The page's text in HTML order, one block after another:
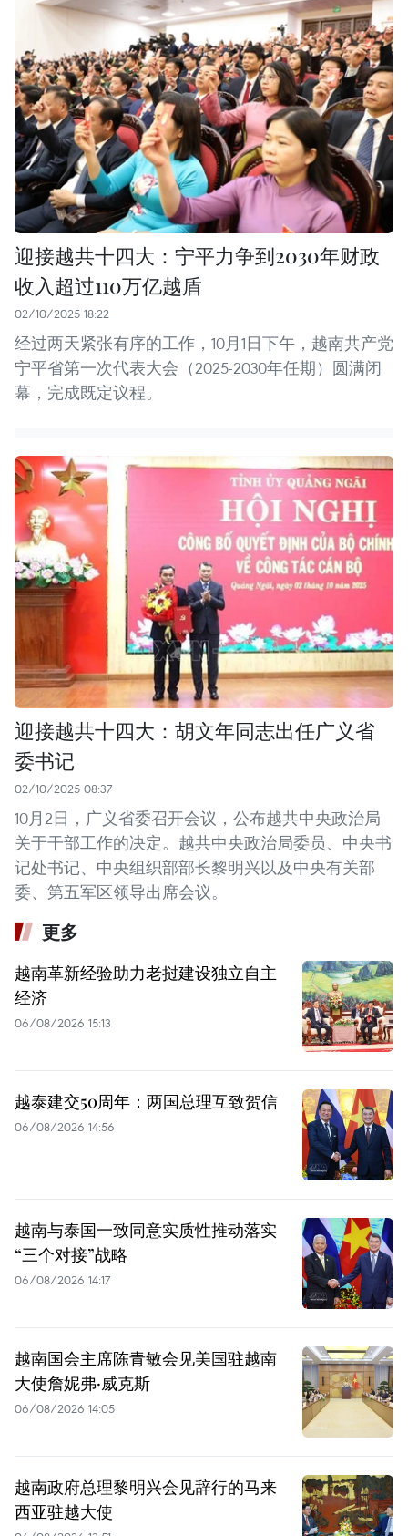
迎接越共十四大：宁平力争到2030年财政
收入超过110万亿越盾
02/10/2025 18:22
经过两天紧张有序的工作，10月1日下午，越南共产党
宁平省第一次代表大会（2025-2030年任期）圆满闭
幕，完成既定议程。
迎接越共十四大：胡文年同志出任广义省
委书记
02/10/2025 08:37
10月2日，广义省委召开会议，公布越共中央政治局
关于干部工作的决定。越共中央政治局委员、中央书
记处书记、中央组织部部长黎明兴以及中央有关部
委、第五军区领导出席会议。
更多
越南革新经验助力老挝建设独立自主
经济
06/08/2026 15:13
越泰建交50周年：两国总理互致贺信
06/08/2026 14:56
越南与泰国一致同意实质性推动落实
“三个对接”战略
06/08/2026 14:17
越南国会主席陈青敏会见美国驻越南
大使詹妮弗·威克斯
06/08/2026 14:05
越南政府总理黎明兴会见辞行的马来
西亚驻越大使